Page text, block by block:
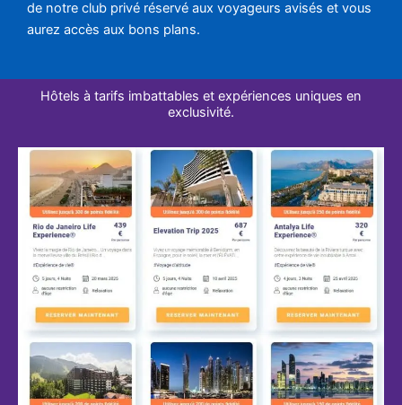
de notre club privé réservé aux voyageurs avisés et vous
aurez accès aux bons plans.
Hôtels à tarifs imbattables et expériences uniques en
exclusivité.